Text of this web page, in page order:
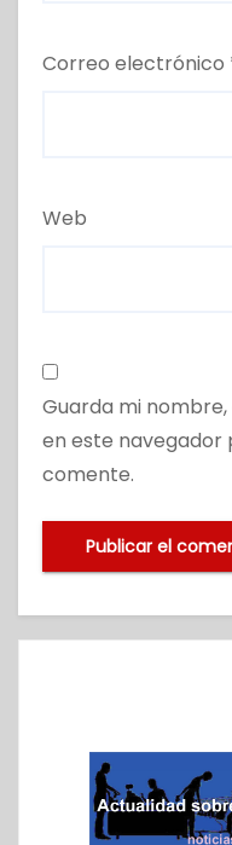
Correo electrónico
Web
Guarda mi
en este navegador
comente.